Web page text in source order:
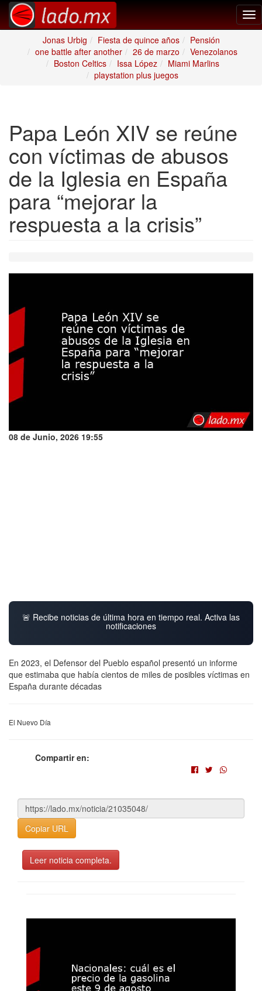
Jonas Urbig
Fiesta de quince años
Pensión
one battle after another
26 de marzo
Venezolanos
Boston Celtics
Issa López
Miami Marlins
playstation plus juegos
Papa León XIV se reúne
con víctimas de abusos
de la Iglesia en España
para “mejorar la
respuesta a la crisis”
08 de Junio, 2026 19:55
🚨 Recibe noticias de última hora en tiempo real. Activa las
notificaciones
En 2023, el Defensor del Pueblo español presentó un informe
que estimaba que había cientos de miles de posibles víctimas en
España durante décadas
El Nuevo Día
Compartir en:
Copiar URL
Leer noticia completa.